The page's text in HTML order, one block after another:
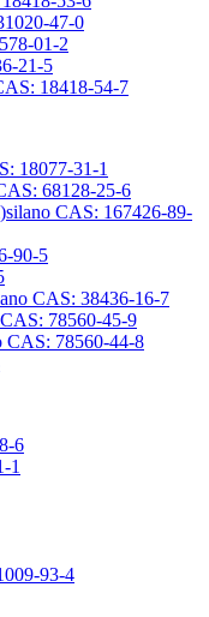
47-0
01-2
21-5
18418-54-7
18077-31-1
68128-25-6
CAS: 167426-89-
90-5
CAS: 38436-16-7
78560-45-9
CAS: 78560-44-8
6
1
93-4